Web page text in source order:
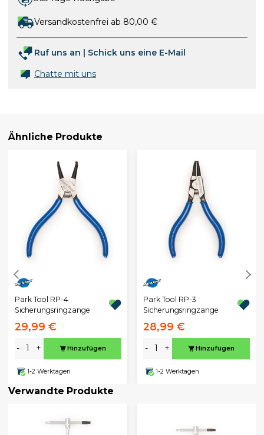
Versandkostenfrei ab 80,00 €
Ruf uns an
Schick uns eine E-Mail
Chatte mit uns
Ähnliche Produkte
Park Tool RP-4
Sicherungsringzange
29,99 €
- + Hinzufügen
1-2 Werktagen
Park Tool RP-3
Sicherungsringzange
28,99 €
- + Hinzufügen
1-2 Werktagen
Verwandte Produkte